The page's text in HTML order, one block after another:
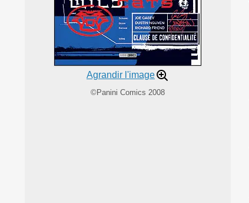
Agrandir l'image
©Panini Comics 2008